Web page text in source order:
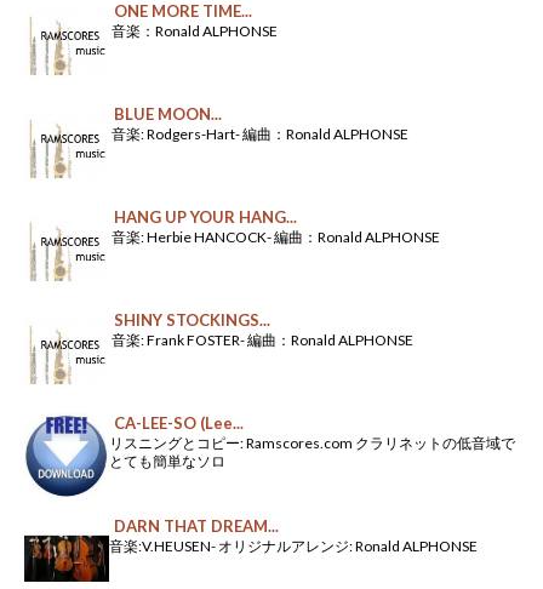
ONE MORE TIME...
音楽：Ronald ALPHONSE
BLUE MOON...
音楽: Rodgers-Hart- 編曲：Ronald ALPHONSE
HANG UP YOUR HANG...
音楽: Herbie HANCOCK- 編曲：Ronald ALPHONSE
SHINY STOCKINGS...
音楽: Frank FOSTER- 編曲：Ronald ALPHONSE
CA-LEE-SO (Lee...
リスニングとコピー: Ramscores.com クラリネットの低音域で
とても簡単なソロ
DARN THAT DREAM...
音楽:V.HEUSEN- オリジナルアレンジ: Ronald ALPHONSE